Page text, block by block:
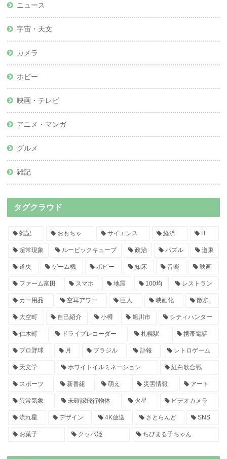
ニュース
宇宙・天文
カメラ
ホビー
映画・テレビ
アニメ・マンガ
グルメ
雑記
タグクラウド
雑記 おもちゃ サイエンス 経済 IT
超常現象 ルービックキューブ 政治 パズル 道東
道央 ゲーム機 ポピー 知床 音楽 映画
ファーム富田 スマホ 地震 100均 レストラン
カー用品 空耳アワー 巨人 映画化 散歩
大空町 自己紹介 小樽 旭川市 シティハンター
仁木町 ドライブレコーダー 札幌駅 携帯電話
プロ野球 月 ブラジル 訃報 レトロゲーム
天文学 ホワイトイルミネーション 紅白歌合戦
スポーツ 新番組 萌え 災害情報 アート
異常気象 未確認飛行物体 火星 ビデオカメラ
流れ星 デザイン 4K放送 さとらんど SNS
お菓子 クッパ姫 ちびまる子ちゃん